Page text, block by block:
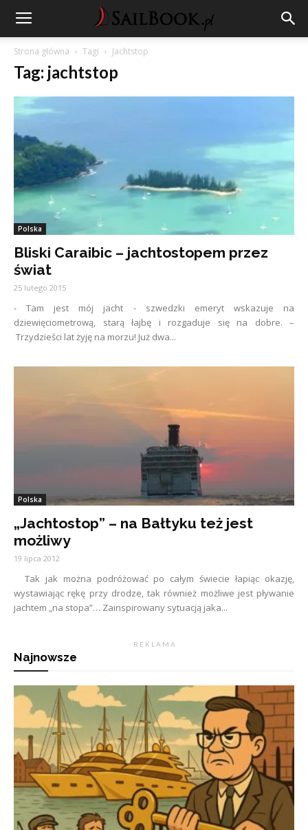
Strona główna Tagi Jachtstop
Tag: jachtstop
Polska
Bliski Caraibic – jachtostopem przez
świat
25 lutego 2015
- Tam jest mój jacht - szwedzki emeryt wskazuje na
dziewięciometrową, starą łajbę i rozgaduje się na dobre. –
Trzydzieści lat żyję na morzu! Już dwa...
Polska
„Jachtostop” – na Bałtyku też jest
możliwy
19 lipca 2012
Tak jak można podróżować po całym świecie łapiąc okazję,
wystawiając rękę przy drodze, tak również możliwe jest pływanie
jachtem „na stopa”… Zainspirowany sytuacją jaka...
R E K L A M A
Najnowsze